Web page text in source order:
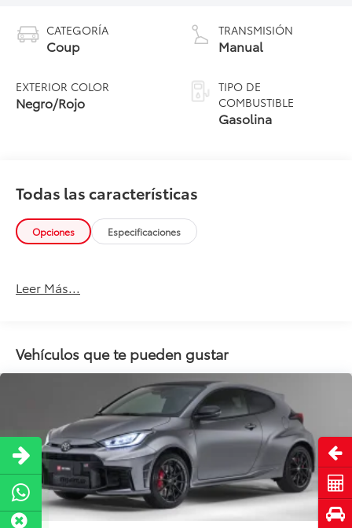
CATEGORÍA
Coup
EXTERIOR COLOR
Negro/Rojo
TRANSMISIÓN
Manual
TIPO DE
COMBUSTIBLE
Gasolina
Todas las características
Opciones Especificaciones
Leer Más...
Vehículos que te pueden gustar